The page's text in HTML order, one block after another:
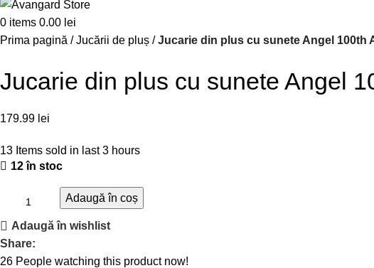
0 items 0.00 lei
Prima pagină
Jucării de pluș Jucarie din plus cu sunete Angel 100th
Jucarie din plus cu sunete Angel
179.99 lei
13 Items sold in last 3 hours
12 în stoc
Adaugă în coș
Adaugă în wishlist
Share:
26 People watching this product now!